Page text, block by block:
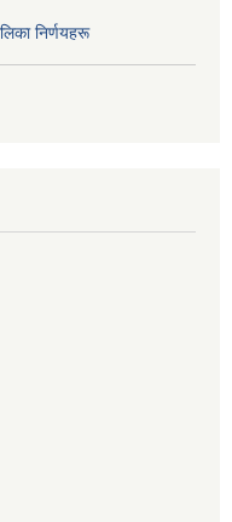
निर्णयहरू